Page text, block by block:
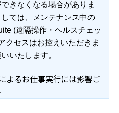
きなくなる場合がありま
ては、メンテナンス中の
(遠隔操作・ヘルスチェッ
クセスはお控えいただきま
いたします。
よるお仕事実行には影響ご